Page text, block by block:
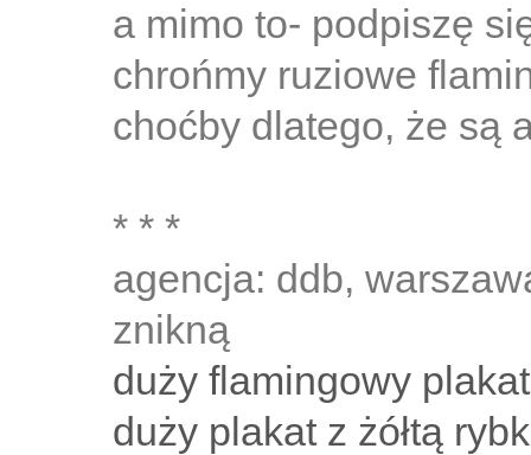
a mimo to- podpiszę
chrońmy ruziowe
choćby dlatego, że są
* * *
agencja: ddb,
znikną
duży flamingowy plakat
duży plakat z żółtą